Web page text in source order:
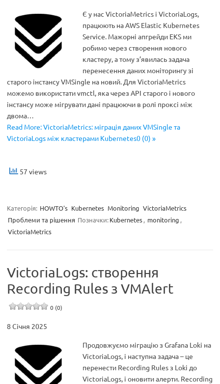
Є у нас VictoriaMetrics і VictoriaLogs,
працюють на AWS Elastic Kubernetes
Service. Мажорні апгрейди EKS ми
робимо через створення нового
кластеру, а тому з’явилась задача
перенесення даних моніторингу зі
старого інстансу VMSingle на новий. Для VictoriaMetrics
можемо використати vmctl, яка через API старого і нового
інстансу може мігрувати дані працюючи в ролі проксі між
двома…
Read More: VictoriaMetrics: міграція даних VMSingle та
VictoriaLogs між кластерами Kubernetes0 (0) »
57 views
Категорія: HOWTO's Kubernetes Monitoring VictoriaMetrics
Проблеми та рішення Позначки:Kubernetes, monitoring ,
VictoriaMetrics
VictoriaLogs: створення
Recording Rules з VMAlert
0 (0)
8 Січня 2025
Продовжуємо міграцію з Grafana Loki на
VictoriaLogs, і наступна задача – це
перенести Recording Rules з Loki до
VictoriaLogs, і оновити алерти. Recording